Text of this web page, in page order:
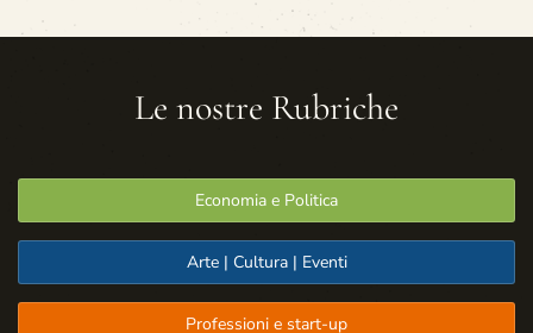
Le nostre Rubriche
Economia e Politica
Arte | Cultura | Eventi
Professioni e start-up